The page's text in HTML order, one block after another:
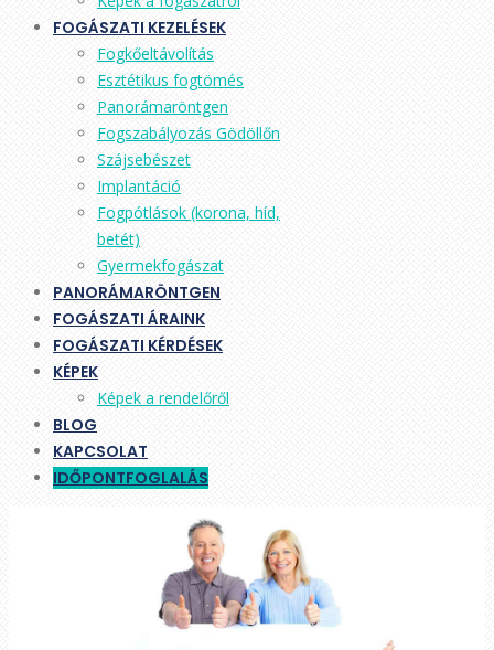
FOGÁSZATI KEZELÉSEK
Fogkőeltávolítás
Esztétikus fogtömés
Panorámaröntgen
Fogszabályozás Gödöllőn
Szájsebészet
Implantáció
Fogpótlások (korona, híd,
betét)
Gyermekfogászat
PANORÁMARÖNTGEN
FOGÁSZATI ÁRAINK
FOGÁSZATI KÉRDÉSEK
KÉPEK
Képek a rendelőről
BLOG
KAPCSOLAT
IDŐPONTFOGLALÁS